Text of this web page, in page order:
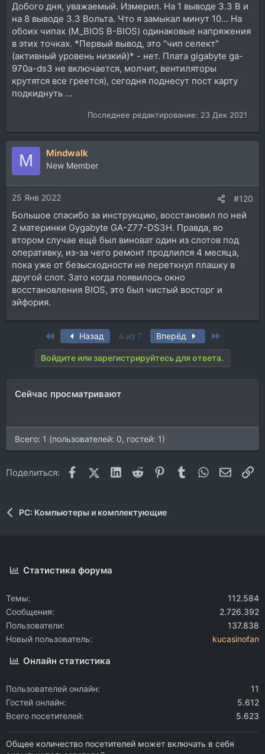
Добого дня, уважаемый. Измерил. На 1 выводе 3.3 В и
на 8 выводе 3.3 Вольта. Что я замыкал минут 10... На
обоих чипах (M_BIOS B-BIOS) одинаковые напряжения
в этих точках. *Первый вывод, это "чип селект"
(активный уровень низкий)* - нет. Плата gigabyte ga-
970a-ds3 не включается, молчит, вентиляторы
крутятся все греется), сегодня поднесут пост карту
подкиднуть ...
Последнее редактирование: 23 Дек 2021
M Mindwalk
New Member
25 Янв 2022 #120
Большое спасибо за инструкцию, восстановил по ней
2 материнки Gygabyte GA-Z77-DS3H. Правда, во
втором случае ещё был виноват один из слотов под
оперативку, из-за чего ремонт продлился 4 месяца,
пока уже от безысходности не переткнул плашку в
другой слот. Зато когда появилось окно
восстановления BIOS, это был чистый восторг и
эйфория.
First Назад 4 из 7 Вперёд
Войдите или зарегистрируйтесь для ответа.
Сейчас просматривают
Всего: 1 (пользователей: 0, гостей: 1)
Поделиться: FacebookX (Twitter)
LinkedIn
Reddit Pinterest
Tumblr WhatsApp
PC: Компьютеры и комплектующие
Статистика форума
Темы
112.584
Сообщения
2.726.392
Пользователи
137.838
Новый пользователь
kucasinofan
Онлайн статистика
Пользователей онлайн
11
Гостей онлайн
5.612
Всего посетителей
5.623
Общее количество посетителей может включать в себя